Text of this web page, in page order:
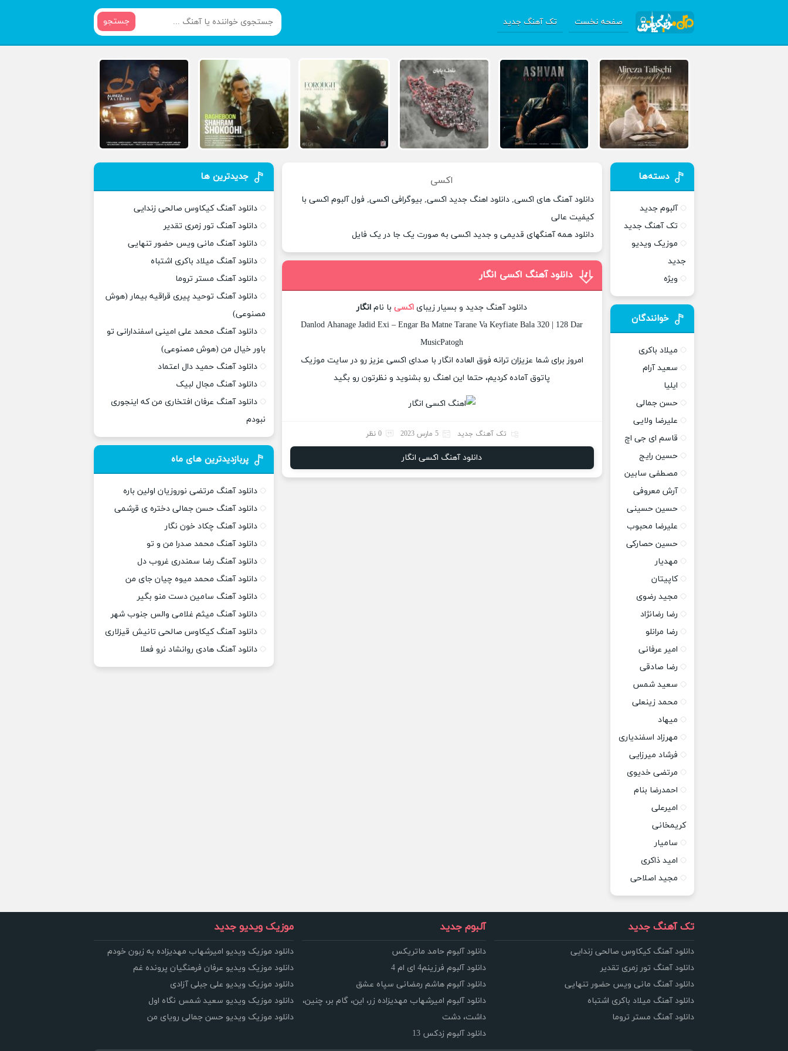
صفحه نخست تک آهنگ جدید جستجو
اکسی
دانلود آهنگ های اکسی, دانلود اهنگ جدید اکسی, بیوگرافی اکسی, فول آلبوم اکسی با
کیفیت عالی
دانلود همه آهنگهای قدیمی و جدید اکسی به صورت یک جا در یک فایل
دانلود آهنگ اکسی انگار
دانلود آهنگ جدید و بسیار زیبای اکسیبا نام انگار
Danlod Ahanage Jadid Exi – Engar Ba Matne Tarane Va Keyfiate Bala 320 | 128 Dar
MusicPatogh
امروز برای شما عزیزان ترانه فوق العاده انگار با صدای اکسی عزیز رو در سایت موزیک
پاتوق آماده کردیم، حتما این اهنگ رو بشنوید و نظرتون رو بگید
تک آهنگ جدید 5 مارس 2023 0 نظر
دانلود آهنگ اکسی انگار
دسته‌ها
آلبوم جدید
تک آهنگ جدید
موزیک ویدیو
جدید
ویژه
خوانندگان
میلاد باکری
سعید آرام
ایلیا
حسن جمالی
علیرضا ولایی
قاسم ای جی اچ
حسین رایج
مصطفی سابین
آرش معروفی
حسین حسینی
علیرضا محبوب
حسین حصارکی
مهدیار
کاپیتان
مجید رضوی
رضا رضانژاد
رضا مرانلو
امیر عرفانی
رضا صادقی
سعید شمس
محمد زینعلی
میهاد
مهرزاد اسفندیاری
فرشاد میرزایی
مرتضی خدیوی
احمدرضا بنام
امیرعلی
کریمخانی
سامیار
امید ذاکری
مجید اصلاحی
جدیدترین ها
دانلود آهنگ کیکاوس صالحی زندایی
دانلود آهنگ تور زمری تقدیر
دانلود آهنگ مانی ویس حضور تنهایی
دانلود آهنگ میلاد باکری اشتباه
دانلود آهنگ مستر تروما
دانلود آهنگ توحید پیری قراقیه بیمار (هوش
مصنوعی)
دانلود آهنگ محمد علی امینی اسفندارانی تو
باور خیال من (هوش مصنوعی)
دانلود آهنگ حمید دال اعتماد
دانلود آهنگ مجال لبیک
دانلود آهنگ عرفان افتخاری من که اینجوری
نبودم
پربازدیدترین های ماه
دانلود آهنگ مرتضی نوروزیان اولین باره
دانلود آهنگ حسن جمالی دختره ی قرشمی
دانلود آهنگ چکاد خون نگار
دانلود آهنگ محمد صدرا من و تو
دانلود آهنگ رضا سمندری غروب دل
دانلود آهنگ محمد میوه چیان جای من
دانلود آهنگ سامین دست منو بگیر
دانلود آهنگ میثم غلامی والس جنوب شهر
دانلود آهنگ کیکاوس صالحی تانیش قیزلاری
دانلود آهنگ هادی روانشاد نرو فعلا
تک آهنگ جدید
دانلود آهنگ کیکاوس صالحی زندایی
دانلود آهنگ تور زمری تقدیر
دانلود آهنگ مانی ویس حضور تنهایی
دانلود آهنگ میلاد باکری اشتباه
دانلود آهنگ مستر تروما
آلبوم جدید
دانلود آلبوم حامد ماتریکس
دانلود آلبوم فرزینم4 ای ام 4
دانلود آلبوم هاشم رمضانی سپاه عشق
دانلود آلبوم امیرشهاب مهدیزاده زر، این، گام بر، چنین،
داشت، دشت
دانلود آلبوم زدکس 13
موزیک ویدیو جدید
دانلود موزیک ویدیو امیرشهاب مهدیزاده به زبون خودم
دانلود موزیک ویدیو عرفان فرهنگیان پرونده غم
دانلود موزیک ویدیو علی جبلی آزادی
دانلود موزیک ویدیو سعید شمس نگاه اول
دانلود موزیک ویدیو حسن جمالی رویای من